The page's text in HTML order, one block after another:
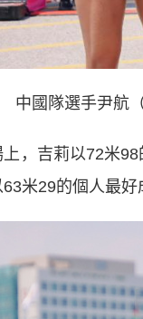
中國隊選手尹航
吉莉以72米98
米29的個人最